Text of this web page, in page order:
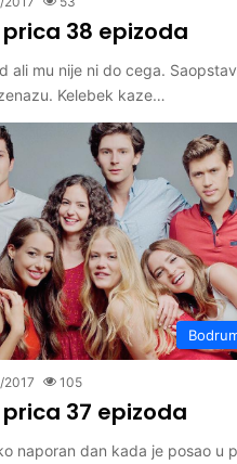
38 epizoda
ali mu nije ni do cega.
Kelebek kaze…
105
37 epizoda
naporan dan kada je posao u